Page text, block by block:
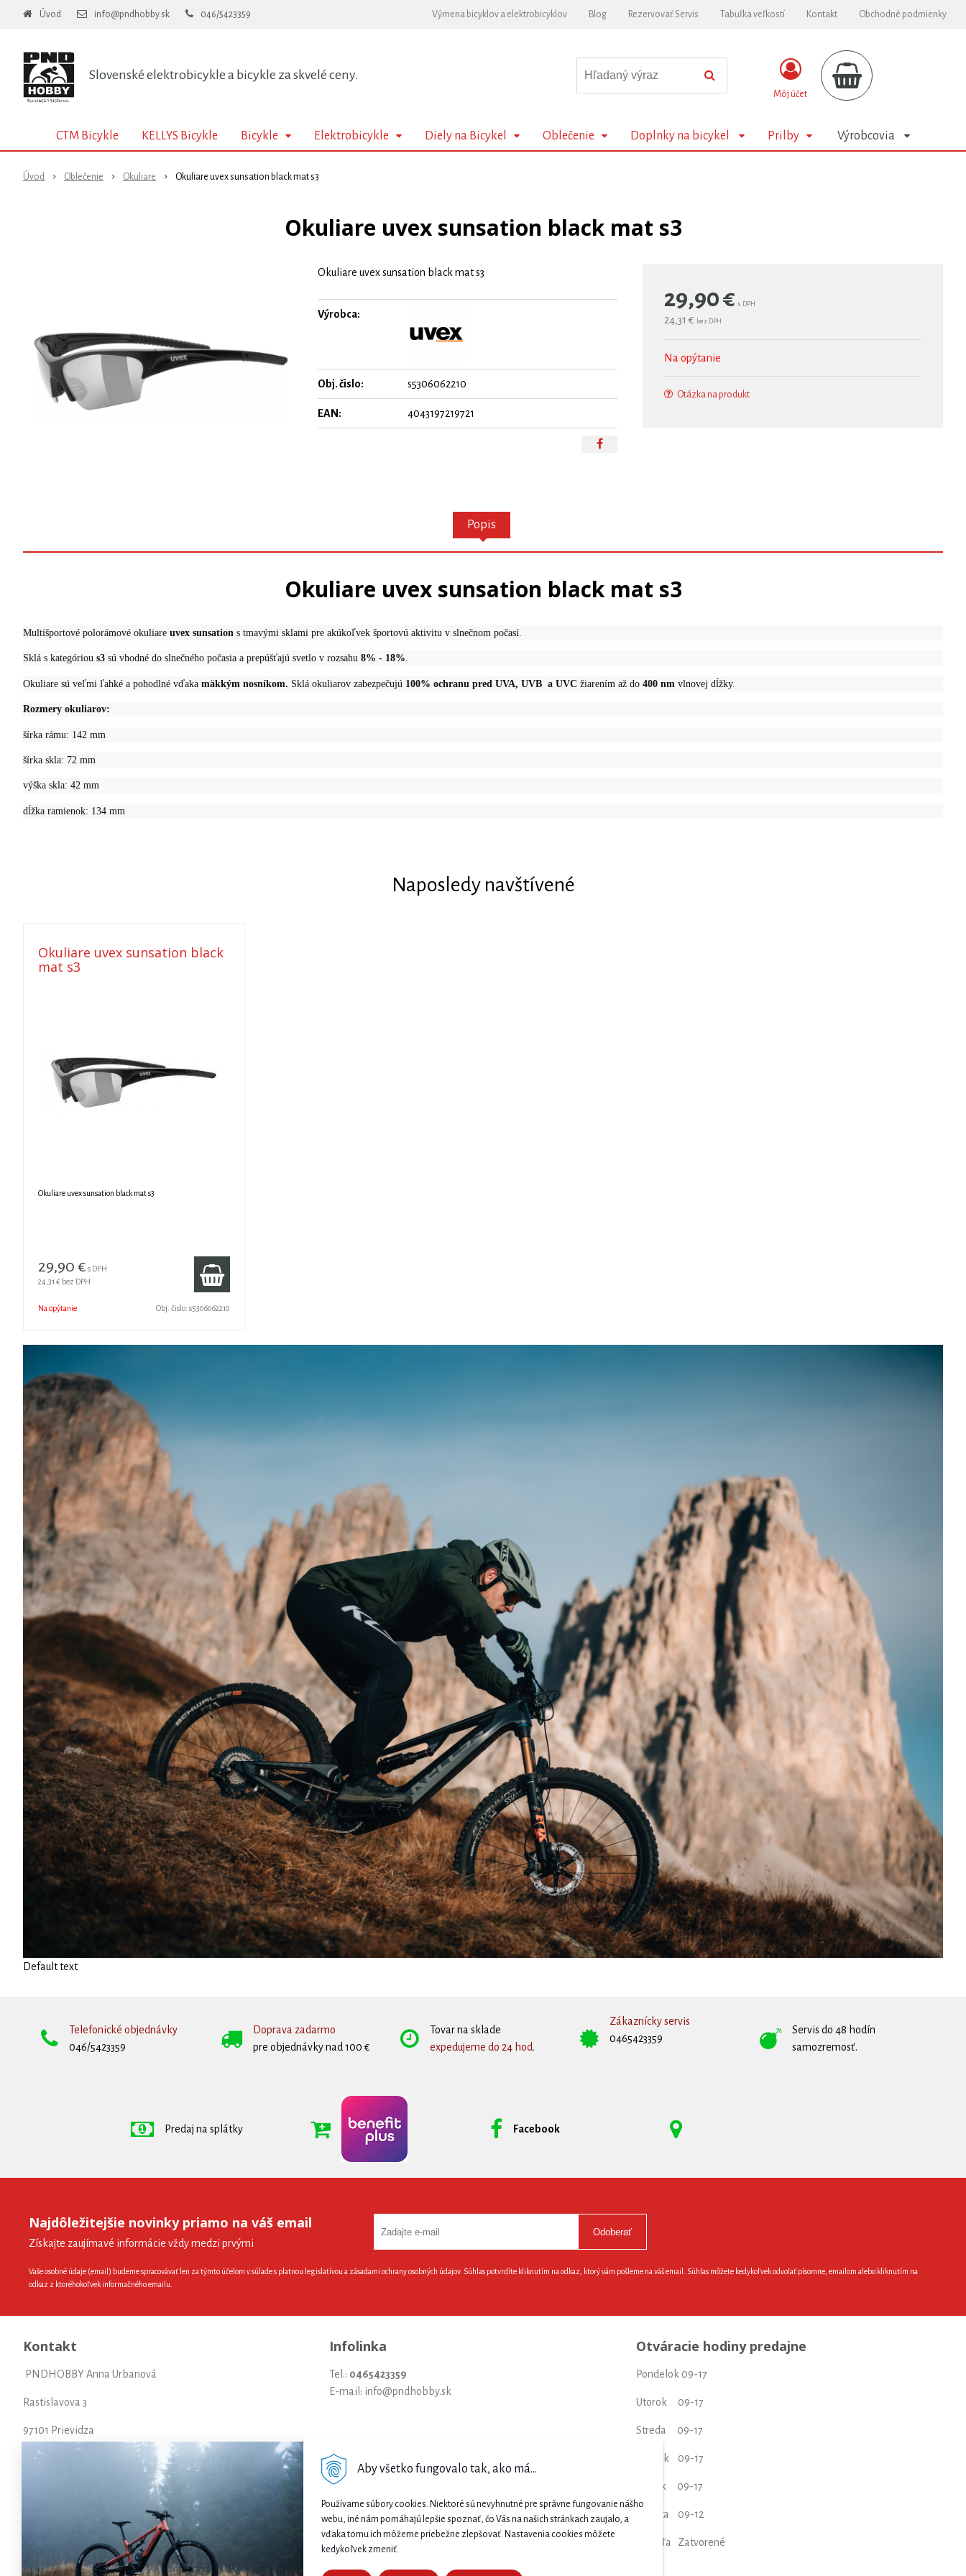
Aby všetko fungovalo tak, ako má...
Používame súbory cookies. Niektoré sú nevyhnutné pre správne fungovanie nášho
webu, iné nám pomáhajú lepšie spoznať, čo Vás na našich stránkach zaujalo, a
vďaka tomu ich môžeme priebežne zlepšovať. Nastavenia cookies môžete
kedykoľvek zmeniť.
Slovenské elektrobicykle a bicykle za skvelé ceny.
Úvod info@pndhobby.sk 046/5423359 Výmena bicyklov a elektrobicyklov Blog Rezervovať Servis Tabuľka veľkostí Kontakt Obchodné podmienky
Môj účet
CTM Bicykle KELLYS Bicykle Bicykle Elektrobicykle Diely na Bicykel Oblečenie Doplnky na bicykel Prilby Výrobcovia
Úvod Oblečenie Okuliare Okuliare uvex sunsation black mat s3
Okuliare uvex sunsation black mat s3
29,90€ s DPH
24,31 € bez DPH
Na opýtanie
Otázka na produkt
Okuliare uvex sunsation black mat s3
Výrobca:
Obj. čislo: s5306062210
EAN: 4043197219721
Popis
Okuliare uvex sunsation black mat s3
Multišportové polorámové okuliare uvex sunsation s tmavými sklami pre akúkoľvek športovú aktivitu v slnečnom počasí.
Sklá s kategóriou s3 sú vhodné do slnečného počasia a prepúšťajú svetlo v rozsahu 8% - 18%.
Okuliare sú veľmi ľahké a pohodlné vďaka mäkkým nosníkom. Sklá okuliarov zabezpečujú 100% ochranu pred UVA, UVB a UVC žiarením až do 400 nm vlnovej dĺžky.
Rozmery okuliarov:
šírka rámu: 142 mm
šírka skla: 72 mm
výška skla: 42 mm
dĺžka ramienok: 134 mm
Naposledy navštívené
Okuliare uvex sunsation black
mat s3
Okuliare uvex sunsation black mat s3
29,90 € s DPH
24,31 € bez DPH
Na opýtanie Obj. čislo: s5306062210
Default text
Telefonické objednávky
046/5423359
Doprava zadarmo
pre objednávky nad 100 €
Tovar na sklade
expedujeme do 24 hod.
Zákaznícky servis
0465423359
Servis do 48 hodín
samozremosť.
Predaj na splátky Facebook
Najdôležitejšie novinky priamo na váš email
Získajte zaujímavé informácie vždy medzi prvými
Odoberať
Vaše osobné údaje (email) budeme spracovávať len za týmto účelom v súlade s platnou legislatívou a zásadami ochrany osobných údajov. Súhlas potvrdíte kliknutím na odkaz, ktorý vám pošleme na váš email. Súhlas môžete kedykoľvek odvolať písomne, emailom alebo kliknutím na
odkaz z ktoréhokoľvek informačného emailu.
Kontakt
PNDHOBBY Anna Urbanová
Rastislavova 3
97101 Prievidza
Infolinka
Tel.: 0465423359
E-mail: info@pndhobby.sk
Otváracie hodiny predajne
Pondelok 09-17
Utorok 09-17
Streda 09-17
Štvrtok 09-17
Piatok 09-17
Sobota 09-12
Nedeľa Zatvorené
Najnižšia cena .
Našli ste nižšiu cenu e-biku? Prekonáme ju!
🔥 Pošlite nám ponuku a získajte ešte lepšiu
cenu. 🚴⚡